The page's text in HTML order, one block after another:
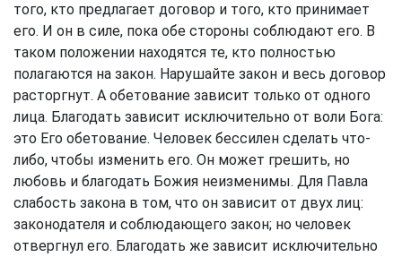
того, кто предлагает договор и того, кто принимает
его. И он в силе, пока обе стороны соблюдают его. В
таком положении находятся те, кто полностью
полагаются на закон. Нарушайте закон и весь договор
расторгнут. А обетование зависит только от одного
лица. Благодать зависит исключительно от воли Бога:
это Его обетование. Человек бессилен сделать что-
либо, чтобы изменить его. Он может грешить, но
любовь и благодать Божия неизменимы. Для Павла
слабость закона в том, что он зависит от двух лиц:
законодателя и соблюдающего закон; но человек
отвергнул его. Благодать же зависит исключительно